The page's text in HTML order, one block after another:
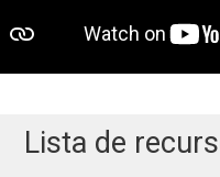
Lista de